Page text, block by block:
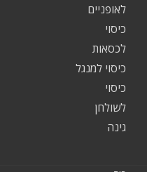
לאופניים
כיסוי
לכסאות
כיסוי למנגל
כיסוי
לשולחן
גינה